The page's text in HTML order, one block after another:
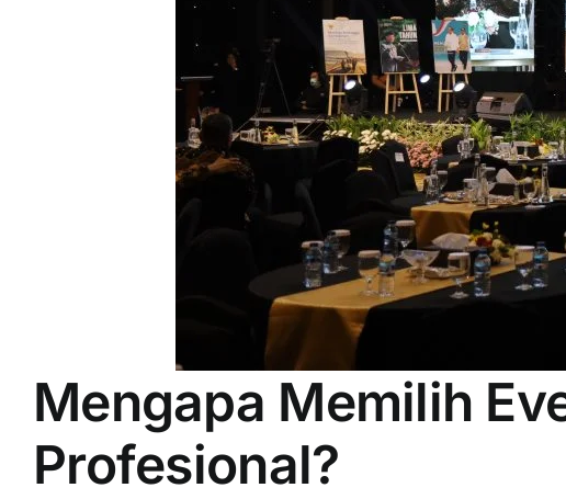
Mengapa Memilih
Profesional?